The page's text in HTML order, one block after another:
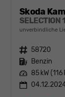
Skoda
SELECTION
unverbindliche
Fahrzeugnr. 58720
Kraftstoff Benzin
Leistung 85 kW (116